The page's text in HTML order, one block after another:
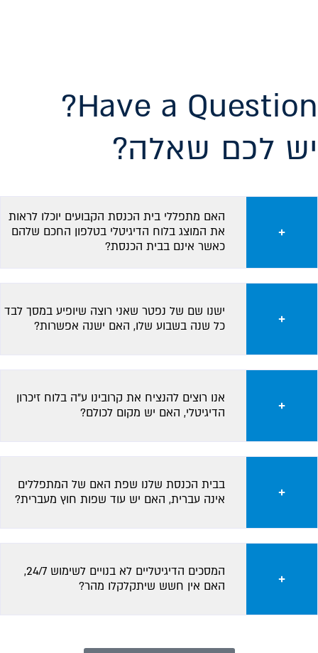
Have a Question?
יש לכם שאלה?
האם מתפללי בית הכנסת הקבועים יוכלו לראות
את המוצג בלוח הדיגיטלי בטלפון החכם שלהם
כאשר אינם בבית הכנסת?
ישנו שם של נפטר שאני רוצה שיופיע במסך לבד
כל שנה בשבוע שלו, האם ישנה אפשרות?
אנו רוצים להנציח את קרובינו ע”ה בלוח זיכרון
הדיגיטלי, האם יש מקום לכולם?
בבית הכנסת שלנו שפת האם של המתפללים
אינה עברית, האם יש עוד שפות חוץ מעברית?
המסכים הדיגיטליים לא בנויים לשימוש 24/7,
האם אין חשש שיתקלקלו מהר?